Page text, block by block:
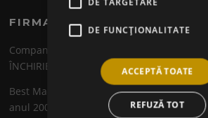
FIRMA
Compania noastră are că obiectiv
ÎNCHIRIEREA DE AUTOMACARALE de
Best Macarale Utilaje este o companie
anul 2008 de către D-nul Mușat Cătălin.
DE FUNCŢIONALITATE
ACCEPTĂ TOATE
REFUZĂ TOT